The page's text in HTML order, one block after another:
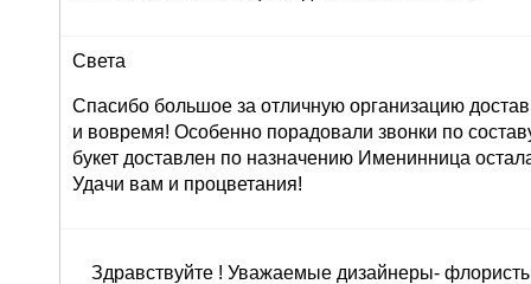
Света
Спасибо большое за отличную организацию
и вовремя! Особенно порадовали звонки по
букет доставлен по назначению Именинница
Удачи вам и процветания!
Здравствуйте ! Уважаемые дизайнеры-